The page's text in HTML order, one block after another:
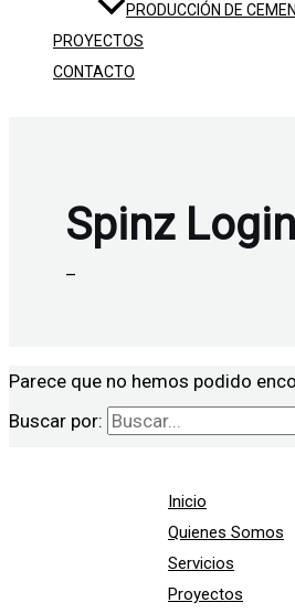
PRODUCCIÓN DE
PROYECTOS
CONTACTO
Spinz
–
Parece que no hemos podido
Buscar por:
Inicio
Quienes Somos
Servicios
Proyectos